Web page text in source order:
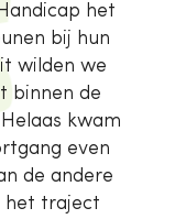
het
bij hun
wilden we
binnen de
kwam
even
de andere
het traject